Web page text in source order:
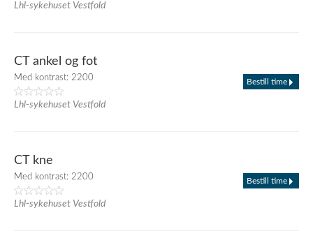
Lhl-sykehuset Vestfold
CT ankel og fot
Med kontrast: 2200
Lhl-sykehuset Vestfold
Bestill time
CT kne
Med kontrast: 2200
Lhl-sykehuset Vestfold
Bestill time